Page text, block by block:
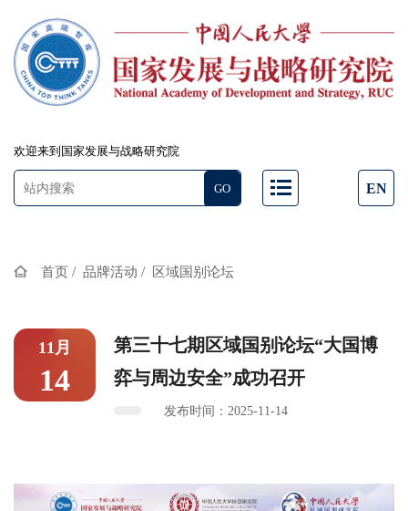
欢迎来到国家发展与战略研究院
EN
首页 / 品牌活动 / 区域国别论坛
11月
14
第三十七期区域国别论坛“大国博
弈与周边安全”成功召开
发布时间：2025-11-14